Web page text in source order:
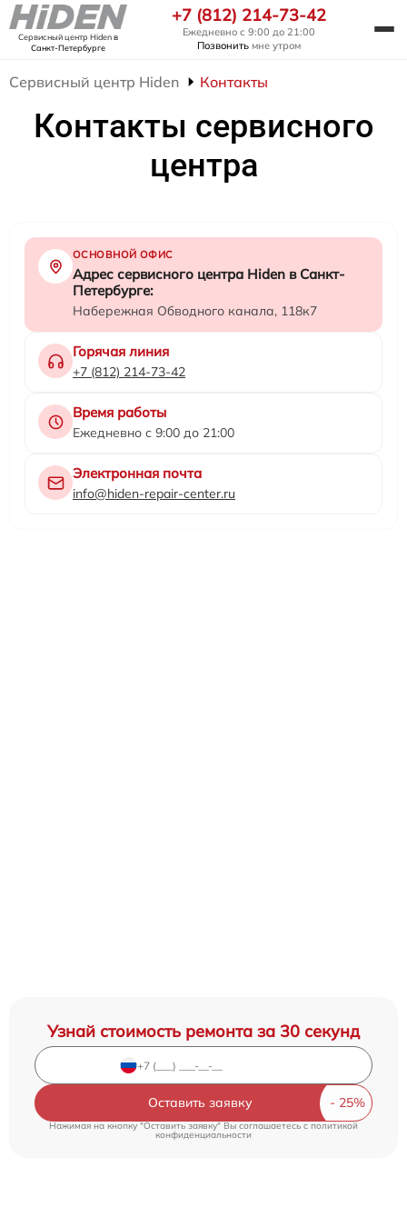
Сервисный центр Hidenв
Санкт-Петербурге
+7 (812) 214-73-42
Ежедневно с 9:00 до 21:00
Позвонить мне утром
Сервисный центр Hiden Контакты
Контакты сервисного
центра
ОСНОВНОЙ ОФИС
Адрес сервисного центра Hiden в Санкт-
Петербурге:
Набережная Обводного канала, 118к7
Горячая линия
+7 (812) 214-73-42
Время работы
Ежедневно с 9:00 до 21:00
Электронная почта
info@hiden-repair-center.ru
Узнай стоимость ремонта за 30 секунд
Оставить заявку
Нажимая на кнопку "Оставить заявку" Вы соглашаетесь c политикой
конфиденциальности